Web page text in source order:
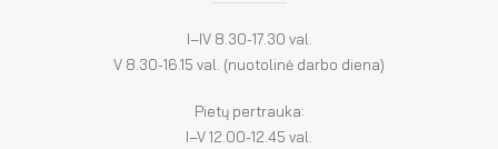
I–IV 8.30-17.30 val.
V 8.30-16.15 val. (nuotolinė darbo diena)
Pietų pertrauka:
I–V 12.00-12.45 val.